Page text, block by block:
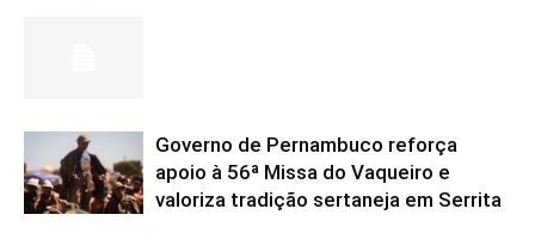
Governo de Pernambuco reforça
apoio à 56ª Missa do Vaqueiro e
valoriza tradição sertaneja em Serrita